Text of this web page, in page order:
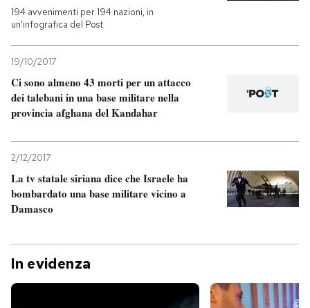
194 avvenimenti per 194 nazioni, in
un'infografica del Post
19/10/2017
Ci sono almeno 43 morti per un attacco
dei talebani in una base militare nella
provincia afghana del Kandahar
2/12/2017
La tv statale siriana dice che Israele ha
bombardato una base militare vicino a
Damasco
In evidenza